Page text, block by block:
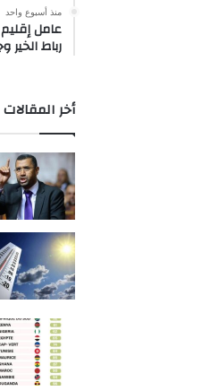
منذ أسبوع واحد
عامل
رباط الخير
أخر المقالات